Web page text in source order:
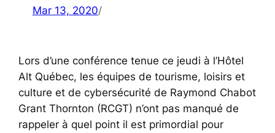
Mar 13, 2020/
Lors d’une conférence tenue ce jeudi à l’Hôtel
Alt Québec, les équipes de tourisme, loisirs et
culture et de cybersécurité de Raymond Chabot
Grant Thornton (RCGT) n’ont pas manqué de
rappeler à quel point il est primordial pour